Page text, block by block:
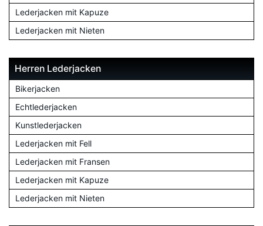
Lederjacken mit Kapuze
Lederjacken mit Nieten
Herren Lederjacken
Bikerjacken
Echtlederjacken
Kunstlederjacken
Lederjacken mit Fell
Lederjacken mit Fransen
Lederjacken mit Kapuze
Lederjacken mit Nieten